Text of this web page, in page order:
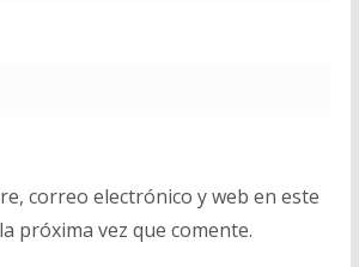
correo electrónico y web en este
próxima vez que comente.